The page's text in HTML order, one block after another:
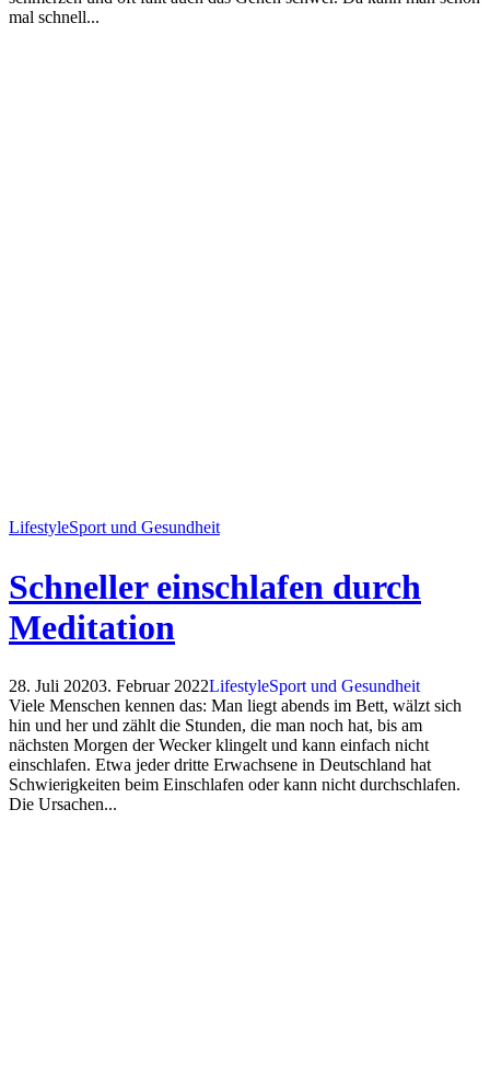
mal schnell...
LifestyleSport und Gesundheit
Schneller einschlafen durch
Meditation
28. Juli 20203. Februar 2022LifestyleSport und Gesundheit
Viele Menschen kennen das: Man liegt abends im Bett, wälzt sich
hin und her und zählt die Stunden, die man noch hat, bis am
nächsten Morgen der Wecker klingelt und kann einfach nicht
einschlafen. Etwa jeder dritte Erwachsene in Deutschland hat
Schwierigkeiten beim Einschlafen oder kann nicht durchschlafen.
Die Ursachen...